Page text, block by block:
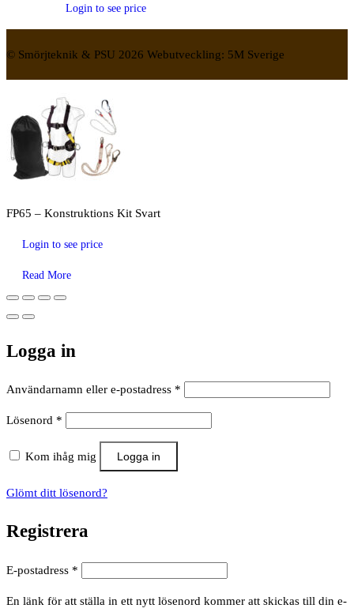
Login to see price
© Smörjteknik & PSU 2026 Webutveckling: 5M Sverige
FP65 – Konstruktions Kit Svart
Login to see price
Read More
Logga in
Användarnamn eller e-postadress *
Lösenord *
Kom ihåg mig Logga in
Glömt ditt lösenord?
Registrera
E-postadress *
En länk för att ställa in ett nytt lösenord kommer att skickas till din e-